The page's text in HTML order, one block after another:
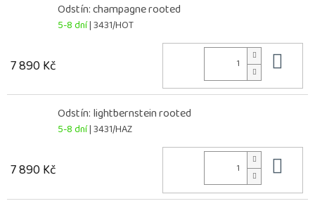
Odstín: champagne rooted
5-8 dní| 3431/HOT
7 890 Kč
Odstín: lightbernstein rooted
5-8 dní| 3431/HAZ
7 890 Kč